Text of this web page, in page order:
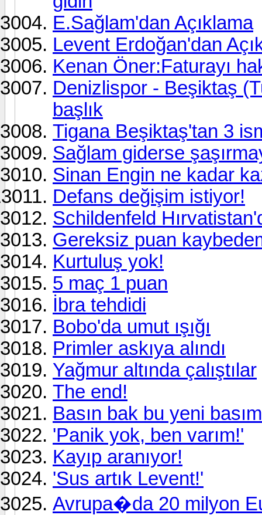
E.Sağlam'dan Açıklama
Levent Erdoğan'dan
Kenan Öner:Faturayı
Denizlispor - Beşiktaş
başlık
Tigana Beşiktaş'tan 3
Sağlam giderse
Sinan Engin ne kadar
Defans değişim istiyor!
Schildenfeld
Gereksiz puan
Kurtuluş yok!
5 maç 1 puan
İbra tehdidi
Bobo'da umut ışığı
Primler askıya alındı
Yağmur altında çalıştılar
The end!
Basın bak bu yeni
'Panik yok, ben varım!'
Kayıp aranıyor!
'Sus artık Levent!'
Avrupa�da 20 milyon